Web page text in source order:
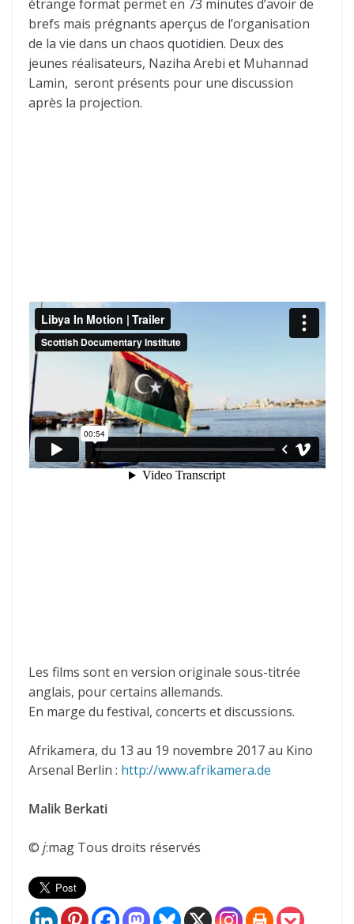
étrange format permet en 73 minutes d’avoir de
brefs mais prégnants aperçus de l’organisation
de la vie dans un chaos quotidien. Deux des
jeunes réalisateurs, Naziha Arebi et Muhannad
Lamin, seront présents pour une discussion
après la projection.
Les films sont en version originale sous-titrée
anglais, pour certains allemands.
En marge du festival, concerts et discussions.
Afrikamera, du 13 au 19 novembre 2017 au Kino
Arsenal Berlin : http://www.afrikamera.de
Malik Berkati
© j:mag Tous droits réservés